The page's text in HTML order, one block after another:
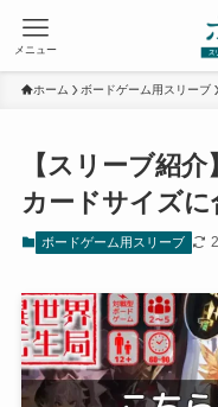
メニュー
ホーム ボードゲーム用スリーブ
【スリーブ紹
カードサイズ
ボードゲーム用スリーブ